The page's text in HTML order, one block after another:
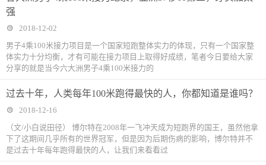
强
2018-12-02
男子4乘100米接力项目是一个国家短跑整体实力的体现，只有一个国家整
体实力十分均衡，才有可能在接力项目上取得好成绩，笔者今日要给大家
分享的就是当今六大洲男子4乘100米接力的
过去十年，人类每年100米跑得最快的人，你都知道是谁吗？
2018-12-16
（文/小白说田径） 博尔特在2008年一飞冲天成为短跑界的国王，虽然他拿
下了这期间几乎所有的世界冠军，但是因为后期伤病的影响，博尔特并不
是过去十年每年跑得最快的人，让我们来看看过